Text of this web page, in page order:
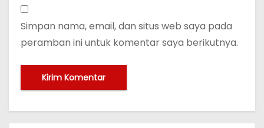
Simpan nama, email, dan situs web saya pada
peramban ini untuk komentar saya berikutnya.